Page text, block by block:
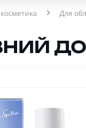
Для